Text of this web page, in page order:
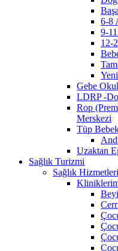
6-8
9-
12-
Gebe
LDRP -
Rop
Merskezi
Tüp
Uzaktan
Sağlık Turizmi
Sağlık